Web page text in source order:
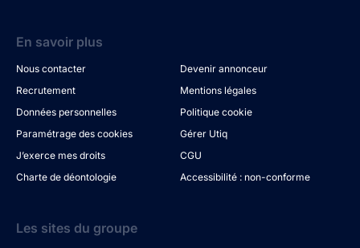
En savoir plus
Nous contacter
Devenir annonceur
Recrutement
Mentions légales
Données personnelles
Politique cookie
Paramétrage des cookies
Gérer Utiq
J’exerce mes droits
CGU
Charte de déontologie
Accessibilité : non-conforme
Les sites du groupe